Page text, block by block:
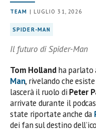
TEAM | LUGLIO 31, 2026
SPIDER-MAN
Il futuro di Spider-Man
Tom Hollandha parlato
Man, rivelando che
lascerà il ruolo di Peter
arrivate durante il
state riportate anche da
dei fan sul destino